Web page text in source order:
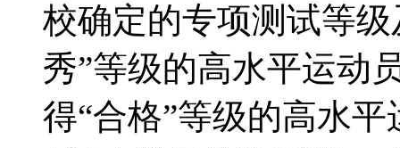
校确定的专项测试等
秀”等级的高水平运动
得“合格”等级的高